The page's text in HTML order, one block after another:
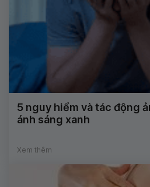
5 nguy hiểm và tác động
ánh sáng xanh
Xem thêm